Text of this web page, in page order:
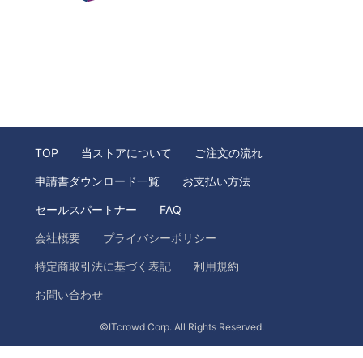
TOP 当ストアについて ご注文の流れ
申請書ダウンロード一覧 お支払い方法
セールスパートナー FAQ
会社概要 プライバシーポリシー
特定商取引法に基づく表記 利用規約
お問い合わせ
©ITcrowd Corp. All Rights Reserved.